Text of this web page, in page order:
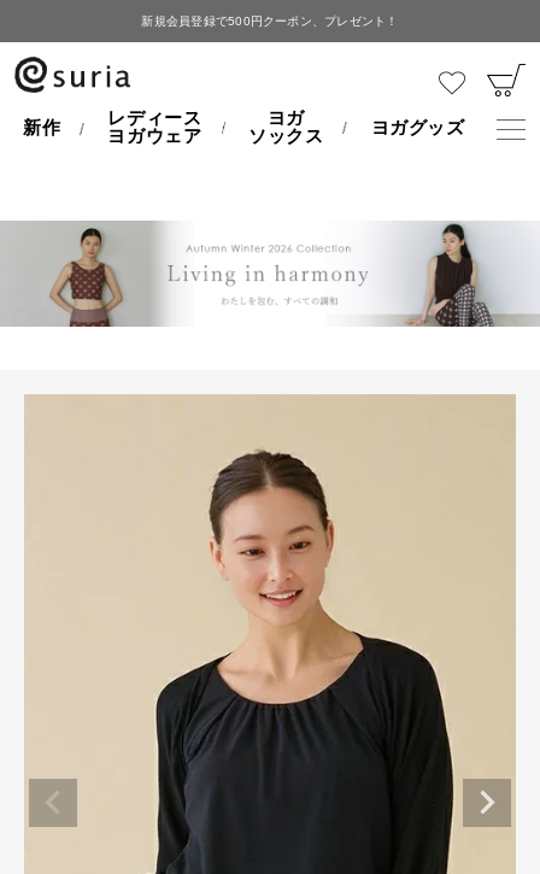
新規会員登録で500円クーポン、プレゼント！
新作
レディース
ヨガウェア
ヨガ
ソックス
ヨガグッズ